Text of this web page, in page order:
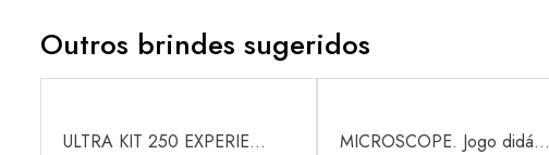
Outros brindes sugeridos
ULTRA KIT 250 EXPERIE... MICROSCOPE. Jogo didá...